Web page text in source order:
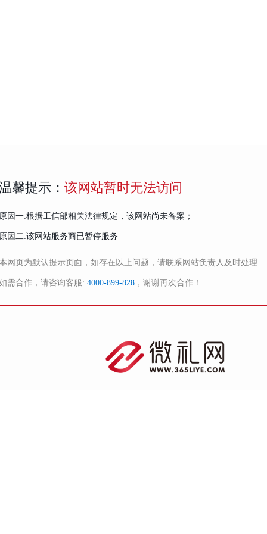
馨提示： 该网站暂时无法访问
因一:根据工信部相关法律规定，该网站尚未备案；
因二:该网站服务商已暂停服务
网页为默认提示页面，如存在以上问题，请联系网站负责人及时处理
需合作，请咨询客服: 4000-899-828 ，谢谢再次合作！